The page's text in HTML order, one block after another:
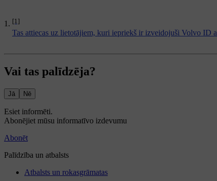
[1]
Tas attiecas uz lietotājiem, kuri iepriekš ir izveidojuši Volvo ID
Vai tas palīdzēja?
Jā Nē